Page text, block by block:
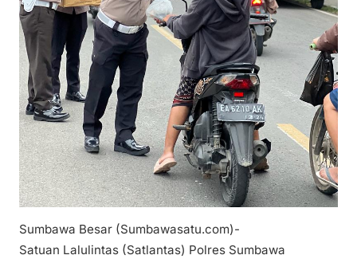
Sumbawa Besar (Sumbawasatu.com)-
Satuan Lalulintas (Satlantas) Polres Sumbawa